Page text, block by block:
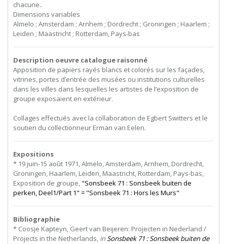
chacune..
Dimensions variables
Almelo ; Amsterdam ; Arnhem ; Dordrecht ; Groningen ; Haarlem ;
Leiden ; Maastricht ; Rotterdam, Pays-bas
Description oeuvre catalogue raisonné
Apposition de papiers rayés blancs et colorés sur les façades,
vitrines, portes d’entrée des musées ou institutions culturelles
dans les villes dans lesquelles les artistes de l’exposition de
groupe exposaient en extérieur.
Collages effectués avec la collaboration de Egbert Switters et le
soutien du collectionneur Erman van Eelen.
Expositions
* 19 juin-15 août 1971, Almelo, Amsterdam, Arnhem, Dordrecht,
Groningen, Haarlem, Leiden, Maastricht, Rotterdam, Pays-bas,
Exposition de groupe, "Sonsbeek 71 : Sonsbeek buiten de
perken, Deel1/Part 1" = "Sonsbeek 71 : Hors les Murs"
Bibliographie
* Coosje Kapteyn, Geert van Beijeren: Projecten in Nederland /
Projects in the Netherlands, inSonsbeek 71 : Sonsbeek buiten de